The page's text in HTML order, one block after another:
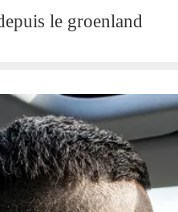
le groenland